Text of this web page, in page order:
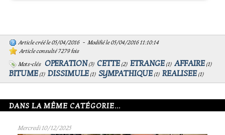
Article créé le 05/04/2016 - Modifié le 05/04/2016 11:10:14
Article consulté 7279 fois
Mots-clés
OPERATION (3) CETTE (2) ETRANGE (1) AFFAIRE (1)
BITUME (1) DISSIMULE (1) SYMPATHIQUE (1) REALISEE (1)
DANS LA MÊME CATÉGORIE...
Mercredi 10/12/2025